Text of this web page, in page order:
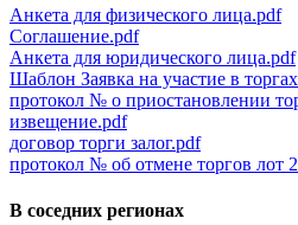
Анкета для физического лица.pdf
Соглашение.pdf
Анкета для юридического лица.pdf
Шаблон Заявка на участие в
протокол № о приостановлении
извещение.pdf
договор торги залог.pdf
протокол № об отмене торгов лот
В соседних регионах